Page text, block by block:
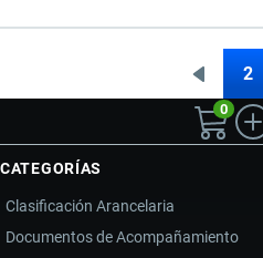
EN
LOGÍSTICAS,
MENOR
E
IMPACTO
Página
anterior
2
0
CATEGORÍAS
Clasificación Arancelaria
Documentos de Acompañamiento